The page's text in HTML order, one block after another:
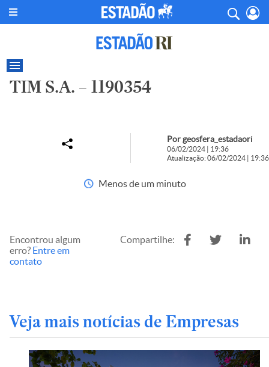
TIM S.A. – 1190354
Por geosfera_estadaori
06/02/2024 | 19:36
Atualização: 06/02/2024 | 19:36
Menos de um minuto
Encontrou algum
erro? Entre em
contato
Compartilhe:
Veja mais notícias de Empresas